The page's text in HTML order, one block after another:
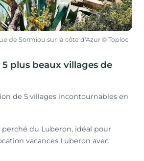
de Sormiou sur la côte d'Azur © Toploc
5 plus beaux villages de
de 5 villages incontournables en
perché du Luberon, idéal pour
vacances Luberon avec